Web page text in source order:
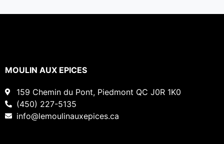
MOULIN AUX EPICES
159 Chemin du Pont, Piedmont QC J0R 1K0
(450) 227-5135
info@lemoulinauxepices.ca